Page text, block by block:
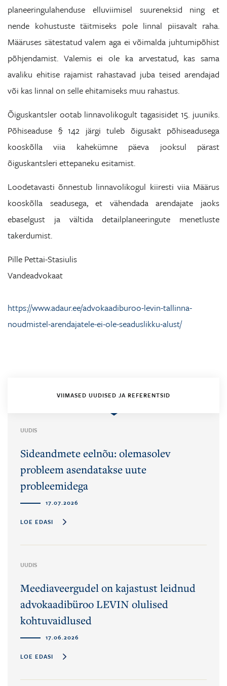
planeeringulahenduse elluviimisel suureneksid ning et
nende kohustuste täitmiseks pole linnal piisavalt raha.
Määruses sätestatud valem aga ei võimalda juhtumipõhist
põhjendamist. Valemis ei ole ka arvestatud, kas sama
avaliku ehitise rajamist rahastavad juba teised arendajad
või kas linnal on selle ehitamiseks muu rahastus.
Õiguskantsler ootab linnavolikogult tagasisidet 15. juuniks.
Põhiseaduse § 142 järgi tuleb õigusakt põhiseadusega
kooskõlla viia kahekümne päeva jooksul pärast
õiguskantsleri ettepaneku esitamist.
Loodetavasti õnnestub linnavolikogul kiiresti viia Määrus
kooskõlla seadusega, et vähendada arendajate jaoks
ebaselgust ja vältida detailplaneeringute menetluste
takerdumist.
Pille Pettai-Stasiulis
Vandeadvokaat
https://www.adaur.ee/advokaadiburoo-levin-tallinna-
noudmistel-arendajatele-ei-ole-seaduslikku-alust/
VIIMASED UUDISED JA REFERENTSID
UUDIS
Sideandmete eelnõu: olemasolev
probleem asendatakse uute
probleemidega
17.07.2026
LOE EDASI
UUDIS
Meediaveergudel on kajastust leidnud
advokaadibüroo LEVIN olulised
kohtuvaidlused
17.06.2026
LOE EDASI